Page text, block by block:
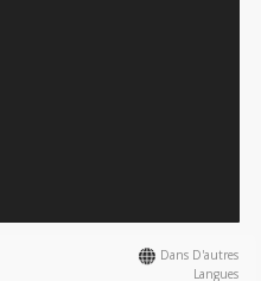
Dans D'autres
Langues